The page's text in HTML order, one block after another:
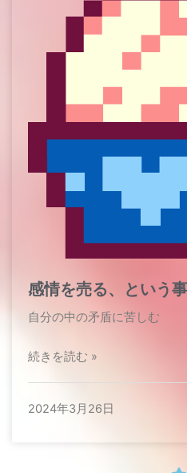
感情を売る、という事
自分の中の矛盾に苦しむ
続きを読む »
2024年3月26日